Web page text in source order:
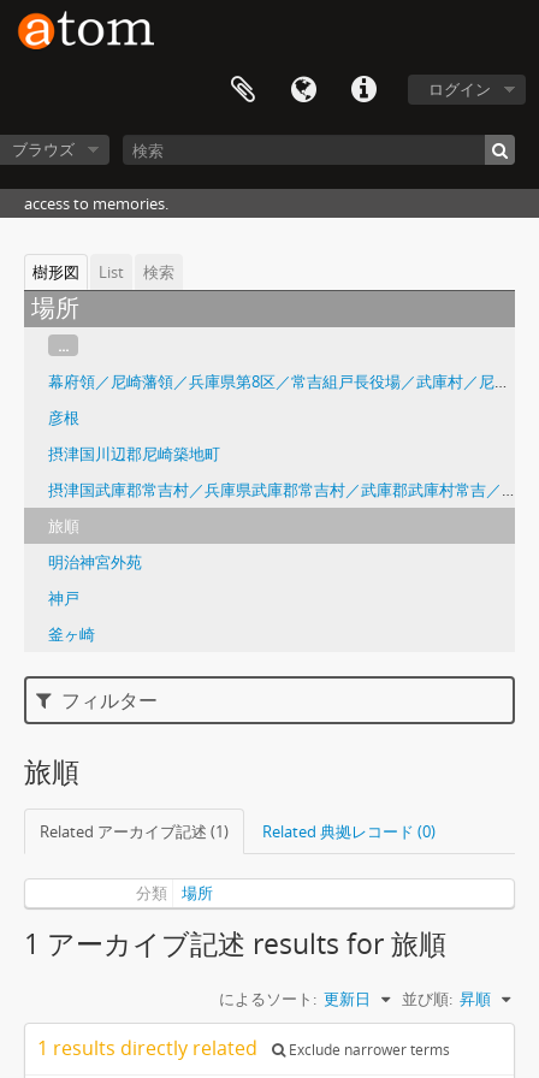
ログイン
ブラウズ
access to memories.
樹形図 List 検索
場所
...
幕府領／尼崎藩領／兵庫県第8区／常吉組戸長役場／武庫村／尼崎市
彦根
摂津国川辺郡尼崎築地町
摂津国武庫郡常吉村／兵庫県武庫郡常吉村／武庫郡武庫村常吉／尼崎市常 吉／尼崎市常吉1丁目ほか
旅順
明治神宮外苑
神戸
釜ヶ崎
フィルター
旅順
Related アーカイブ記述 (1) Related 典拠レコード (0)
分類 場所
1 アーカイブ記述 results for 旅順
によるソート: 更新日 並び順: 昇順
1 results directly related Exclude narrower terms